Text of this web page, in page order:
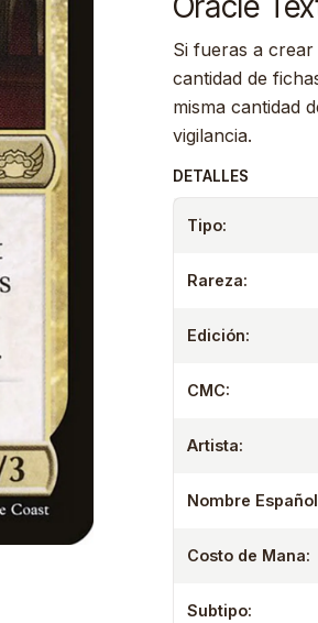
Si fueras a
cantidad de
misma cantidad
vigilancia.
DETALLES
Tipo:
Rareza:
Edición:
CMC:
Artista:
Nombre
Costo de Mana:
Subtipo: